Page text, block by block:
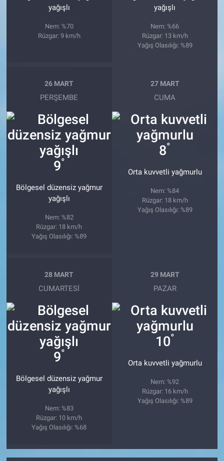
yağışlı
Nem: %70
Rüzgar: 9 km/h
yağışlı
Nem: %66
Rüzgar: 13 km/h
Yağış Olasılığı: %89
26 MART
PERŞEMBE
9°
Bölgesel düzensiz yağmur
yağışlı
Nem: %82
Rüzgar: 18 km/h
Yağış Olasılığı: %89
27 MART
CUMA
8°
Orta kuvvetli yağmurlu
Nem: %84
Rüzgar: 18 km/h
Yağış Olasılığı: %89
28 MART
CUMARTESI
9°
Bölgesel düzensiz yağmur
yağışlı
Nem: %83
Rüzgar: 10 km/h
Yağış Olasılığı: %68
29 MART
PAZAR
10°
Orta kuvvetli yağmurlu
Nem: %92
Rüzgar: 16 km/h
Yağış Olasılığı: %89